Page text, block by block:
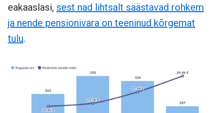
eakaaslasi, sest nad lihtsalt säästavad rohkem
ja nende pensionivara on teeninud kõrgemat
tulu.